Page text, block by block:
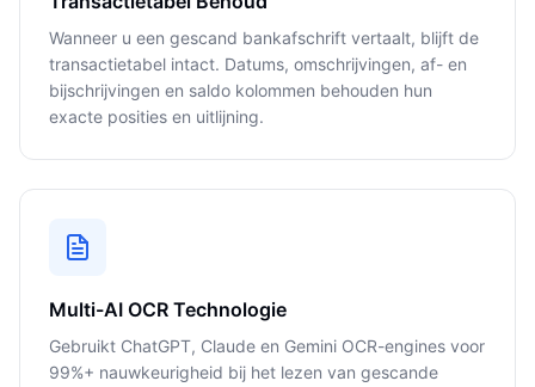
Wanneer u een gescand bankafschrift vertaalt, blijft de
transactietabel intact. Datums, omschrijvingen, af- en
bijschrijvingen en saldo kolommen behouden hun
exacte posities en uitlijning.
Multi-AI OCR Technologie
Gebruikt ChatGPT, Claude en Gemini OCR-engines voor
99%+ nauwkeurigheid bij het lezen van gescande